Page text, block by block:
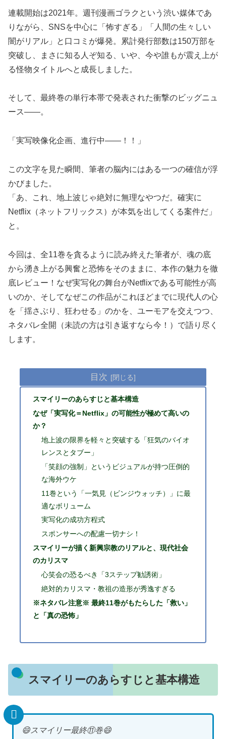
連載開始は2021年。週刊漫画ゴラクという渋い媒体であ
りながら、SNSを中心に「怖すぎる」「人間の生々しい
闇がリアル」と口コミが爆発。累計発行部数は150万部を
突破し、まさに知る人ぞ知る、いや、今や誰もが震え上が
る怪物タイトルへと成長しました。
そして、最終巻の単行本帯で発表された衝撃のビッグニュ
ース――。
「実写映像化企画、進行中――！！」
この文字を見た瞬間、筆者の脳内にはある一つの確信が浮
かびました。
「あ、これ、地上波じゃ絶対に無理なやつだ。確実に
Netflix（ネットフリックス）が本気を出してくる案件だ」
と。
今回は、全11巻を貪るように読み終えた筆者が、魂の底
から湧き上がる興奮と恐怖をそのままに、本作の魅力を徹
底レビュー！なぜ実写化の舞台がNetflixである可能性が高
いのか、そしてなぜこの作品がこれほどまでに現代人の心
を「揺さぶり、狂わせる」のかを、ユーモアを交えつつ、
ネタバレ全開（未読の方は引き返すなら今！）で語り尽く
します。
目次
スマイリーのあらすじと基本構造
なぜ「実写化＝Netflix」の可能性が極めて高いの
か？
地上波の限界を軽々と突破する「狂気のバイオ
レンスとタブー」
「笑顔の強制」というビジュアルが持つ圧倒的
な海外ウケ
11巻という「一気見（ビンジウォッチ）」に最
適なボリューム
実写化の成功方程式
スポンサーへの配慮一切ナシ！
スマイリーが描く新興宗教のリアルと、現代社会
のカリスマ
心笑会の恐るべき「3ステップ勧誘術」
絶対的カリスマ・教祖の造形が秀逸すぎる
※ネタバレ注意※ 最終11巻がもたらした「救い」
と「真の恐怖」
スマイリーのあらすじと基本構造
😄スマイリー最終⑪巻😄